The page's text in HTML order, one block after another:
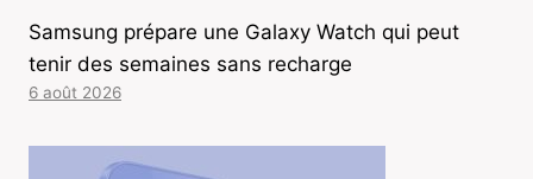
Samsung prépare une Galaxy Watch qui peut
tenir des semaines sans recharge
6 août 2026